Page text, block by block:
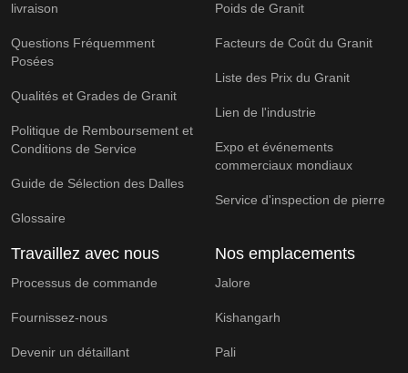
livraison
Questions Fréquemment
Posées
Qualités et Grades de Granit
Politique de Remboursement et
Conditions de Service
Guide de Sélection des Dalles
Glossaire
Poids de Granit
Facteurs de Coût du Granit
Liste des Prix du Granit
Lien de l'industrie
Expo et événements
commerciaux mondiaux
Service d'inspection de pierre
Travaillez avec nous
Processus de commande
Fournissez-nous
Devenir un détaillant
Nos emplacements
Jalore
Kishangarh
Pali